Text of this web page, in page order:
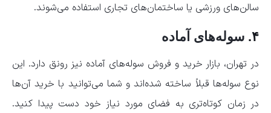
سالن‌های ورزشی یا ساختمان‌های تجاری استفاده می‌شوند.
۴. سوله‌های آماده
در تهران، بازار خرید و فروش سوله‌های آماده نیز رونق دارد. این
نوع سوله‌ها قبلاً ساخته شده‌اند و شما می‌توانید با خرید آن‌ها
در زمان کوتاه‌تری به فضای مورد نیاز خود دست پیدا کنید.